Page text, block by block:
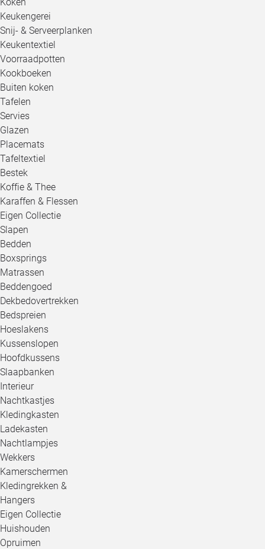
Keukengerei
Snij- & Serveerplanken
Keukentextiel
Voorraadpotten
Kookboeken
Buiten koken
Tafelen
Servies
Glazen
Placemats
Tafeltextiel
Bestek
Koffie & Thee
Karaffen & Flessen
Eigen Collectie
Slapen
Bedden
Boxsprings
Matrassen
Beddengoed
Dekbedovertrekken
Bedspreien
Hoeslakens
Kussenslopen
Hoofdkussens
Slaapbanken
Interieur
Nachtkastjes
Kledingkasten
Ladekasten
Nachtlampjes
Wekkers
Kamerschermen
Kledingrekken &
Hangers
Eigen Collectie
Huishouden
Opruimen